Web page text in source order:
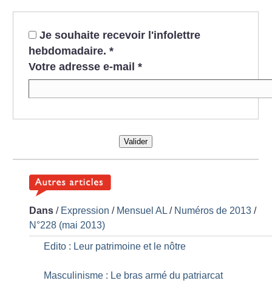
Je souhaite recevoir l'infolettre
hebdomadaire. *
Votre adresse e-mail *
Valider
Dans / Expression / Mensuel AL / Numéros de 2013 /
N°228 (mai 2013)
Edito : Leur patrimoine et le nôtre
Masculinisme : Le bras armé du patriarcat